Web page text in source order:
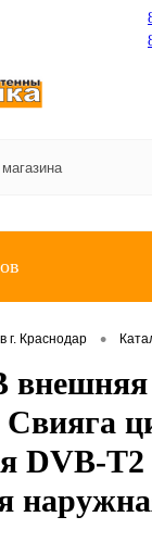
г. Краснодар •
внешняя
Свияга
DVB-T2